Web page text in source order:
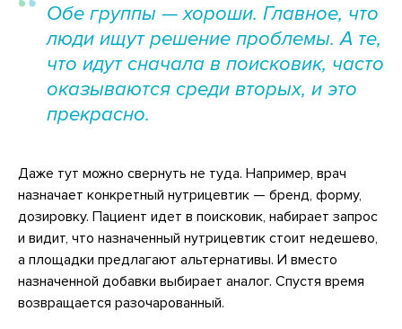
Обе группы — хороши. Главное, что
люди ищут решение проблемы. А те,
что идут сначала в поисковик, часто
оказываются среди вторых, и это
прекрасно.
Даже тут можно свернуть не туда. Например, врач
назначает конкретный нутрицевтик — бренд, форму,
дозировку. Пациент идет в поисковик, набирает запрос
и видит, что назначенный нутрицевтик стоит недешево,
а площадки предлагают альтернативы. И вместо
назначенной добавки выбирает аналог. Спустя время
возвращается разочарованный.